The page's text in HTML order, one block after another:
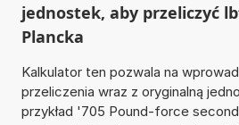
jednostek, aby przeliczyć
Plancka
Kalkulator ten pozwala na
przeliczenia wraz z oryginalną
przykład '705 Pound-force